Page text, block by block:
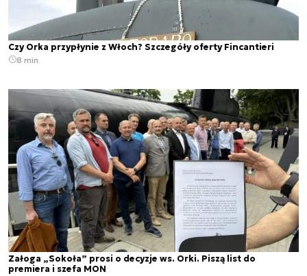
Czy Orka przypłynie z Włoch? Szczegóły oferty Fincantieri
8 min.
Załoga „Sokoła” prosi o decyzje ws. Orki. Piszą list do
premiera i szefa MON